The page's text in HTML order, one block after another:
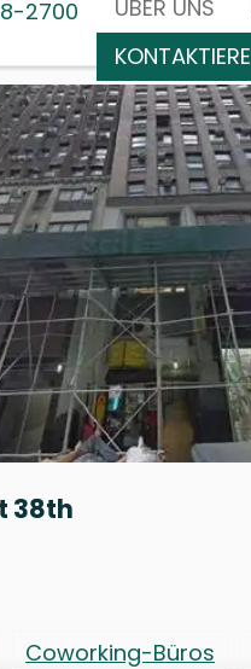
2700 ÜBER UNS
38th
Coworking-Büros